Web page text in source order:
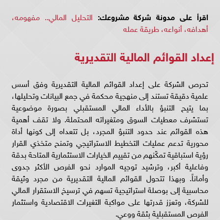
اقرأ على مدونة شركة مشروعك: التحليل المالي.. مفهومه،
أهدافه، أنواعه، طريقة عمله
إعداد القوائم المالية التقديرية
تحرص الشركة على إعداد القوائم المالية التقديرية وفق أسس
علمية دقيقة تستند إلى منهجية محكمة في جمع البيانات وتحليلها،
بما يتيح التنبؤ بالأداء المالي المستقبلي بصورة موضوعية
تستشرف معطيات السوق ومتغيراته المحتملة. ولا تقف أهمية
هذه القوائم عند حدود التنبؤ المجرد، بل تتعداه إلى كونها أداة
محورية تدعم عمليات التخطيط الاستراتيجي وتمنح متخذي القرار
رؤية استباقية تمكّنهم من تقييم الخيارات الاستثمارية المتاحة بدقة
وفاعلية أكبر، وترشيد توجيه الموارد نحو الفرص الأكثر جدوى
وأماناً. وبهذا تتحول القوائم المالية التقديرية من مجرد وثيقة
محاسبية إلى بوصلة استراتيجية تسهم في ترسيخ الاستقرار المالي
للشركة، وتعزز قدرتها على مواكبة التغيرات الاقتصادية واستثمار
الفرص المستقبلية بثقة ووعي.